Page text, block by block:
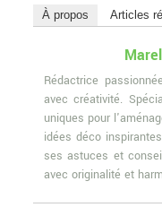
À propos Articles
Rédactrice
avec créativité.
uniques pour
idées déco
ses astuces et
avec originalité et